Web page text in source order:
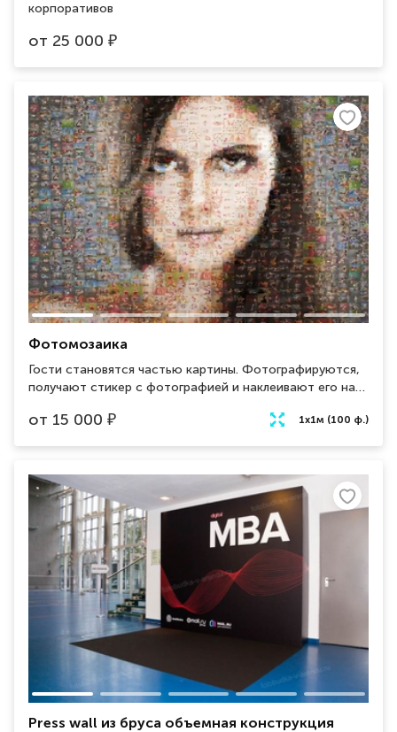
корпоративов
от 25 000 ₽
Фотомозаика
Гости становятся частью картины. Фотографируются,
получают стикер с фотографией и наклеивают его на
состоящая из сотни маленьких фотографий
в электронном виде, при котором фотографии будут
выводиться на телевизор/LED экран. Итоговое полотно
можно распечатать после мероприятия
от 15 000 ₽ 1х1м (100 ф.)
Press wall из бруса объемная конструкция